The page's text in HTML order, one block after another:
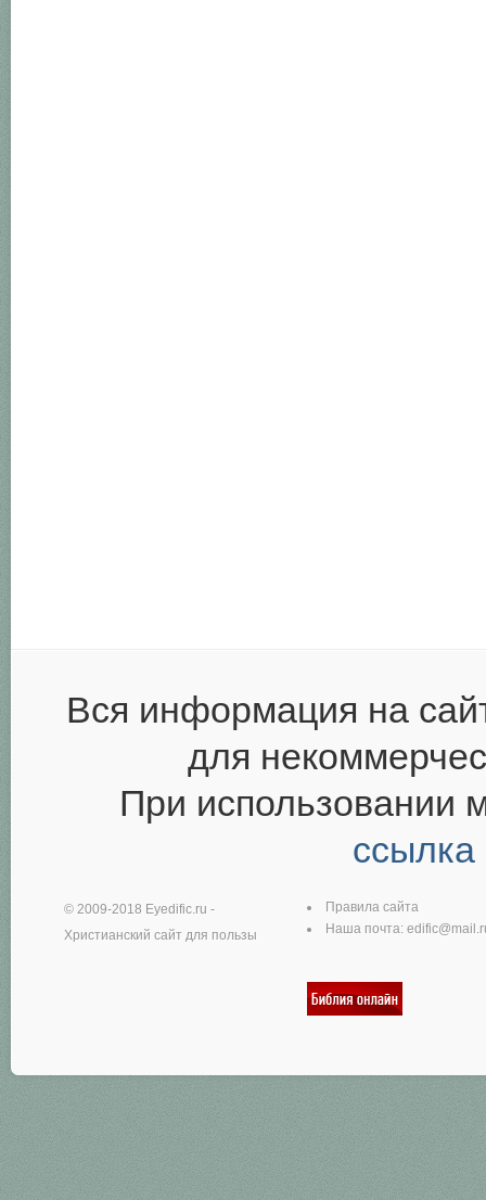
Вся информация на
для
При использовании
ссылка
© 2009-2018 Eyedific.ru -
Христианский сайт для пользы
Правила сайта
Наша почта: